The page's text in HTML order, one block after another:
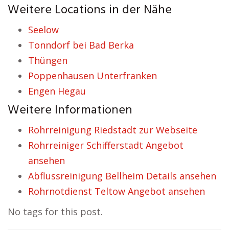
Weitere Locations in der Nähe
Seelow
Tonndorf bei Bad Berka
Thüngen
Poppenhausen Unterfranken
Engen Hegau
Weitere Informationen
Rohrreinigung Riedstadt zur Webseite
Rohrreiniger Schifferstadt Angebot
ansehen
Abflussreinigung Bellheim Details ansehen
Rohrnotdienst Teltow Angebot ansehen
No tags for this post.